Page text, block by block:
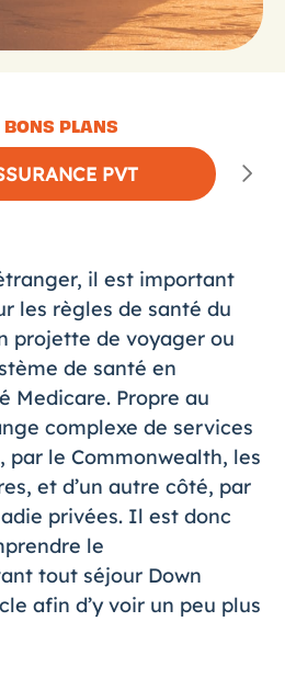
BONS PLANS
PVT
il est important
les règles de santé du
projette de voyager ou
de santé en
Medicare. Propre au
complexe de services
par le Commonwealth, les
et d’un autre côté, par
privées. Il est donc
le
tout séjour Down
afin d’y voir un peu plus